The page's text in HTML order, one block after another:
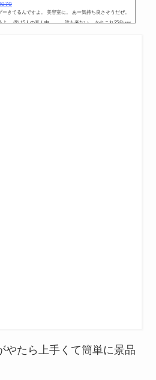
きてるんですよ。 美容室に。 あー気持ち良さそうだぜ。
。 僕は5人の真ん中。。。 誰も来ない。 かれこれ25分ww
やたら上手くて簡単に景品